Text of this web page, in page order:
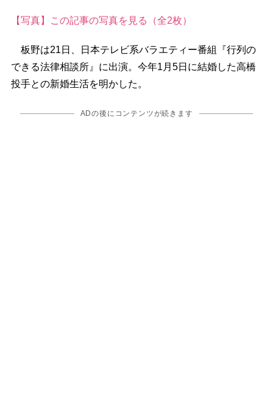
【写真】この記事の写真を見る（全2枚）
板野は21日、日本テレビ系バラエティー番組『行列の
できる法律相談所』に出演。今年1月5日に結婚した高橋
投手との新婚生活を明かした。
ADの後にコンテンツが続きます